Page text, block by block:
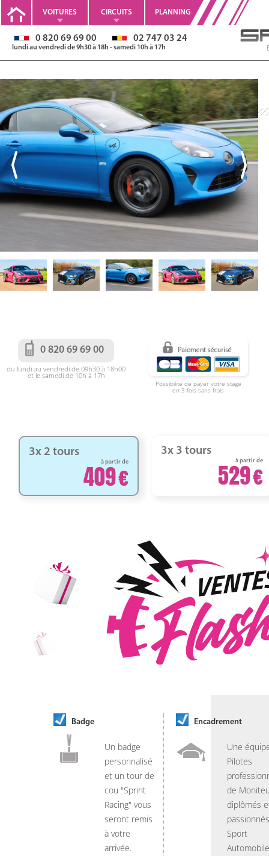
VOITURES CIRCUITS PLANNING
0 820 69 69 00 02 747 03 24
lundi au vendredi de 9h30 à 18h - samedi 10h à 17h
0 820 69 69 00
du lundi au vendredi de 09h30 à 18h00
et le samedi de 10h à 17h
Possibilité de payer votre stage
en 3 fois sans frais
3x 2 tours
à partir de
409
3x 3 tours
à partir de
529
Badge
Un badge
personnalisé
et un tour de
cou "Sprint
Racing" vous
seront remis
à votre
arrivée.
Encadrement
Une
Pilotes
de
diplômés
Sport
Automobile